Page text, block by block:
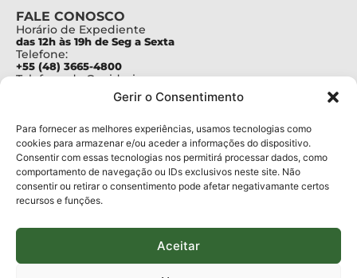
Gerir o Consentimento
Para fornecer as melhores experiências, usamos tecnologias como
cookies para armazenar e/ou aceder a informações do dispositivo.
Consentir com essas tecnologias nos permitirá processar dados, como
comportamento de navegação ou IDs exclusivos neste site. Não
consentir ou retirar o consentimento pode afetar negativamante certos
recursos e funções.
Aceitar
FALE CONOSCO
Horário de Expediente
das 12h às 19h de Seg a Sexta
Telefone:
+55 (48) 3665-4800
Telefone da Ouvidoria
Para assuntos relacionados à Pesquisa
pesquisa@fapesc.sc.gov.br
Para assuntos relacionados à Inovação
inovacao@fapesc.sc.gov.br
Para assuntos relacionados à Bolsas
bolsas@fapesc.sc.gov.br
Para assuntos relacionados à Prestação de Contas
Para assuntos relacionados à Plataforma
plataforma@fapesc.sc.gov.br
Jair Artur da Silva dpo@fapesc.sc.gov.br 3665-4831